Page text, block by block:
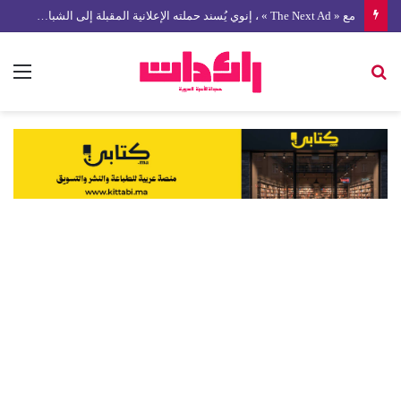
مع « The Next Ad » ، إنوي يُسند حملته الإعلانية المقبلة إلى الشباب المغربي